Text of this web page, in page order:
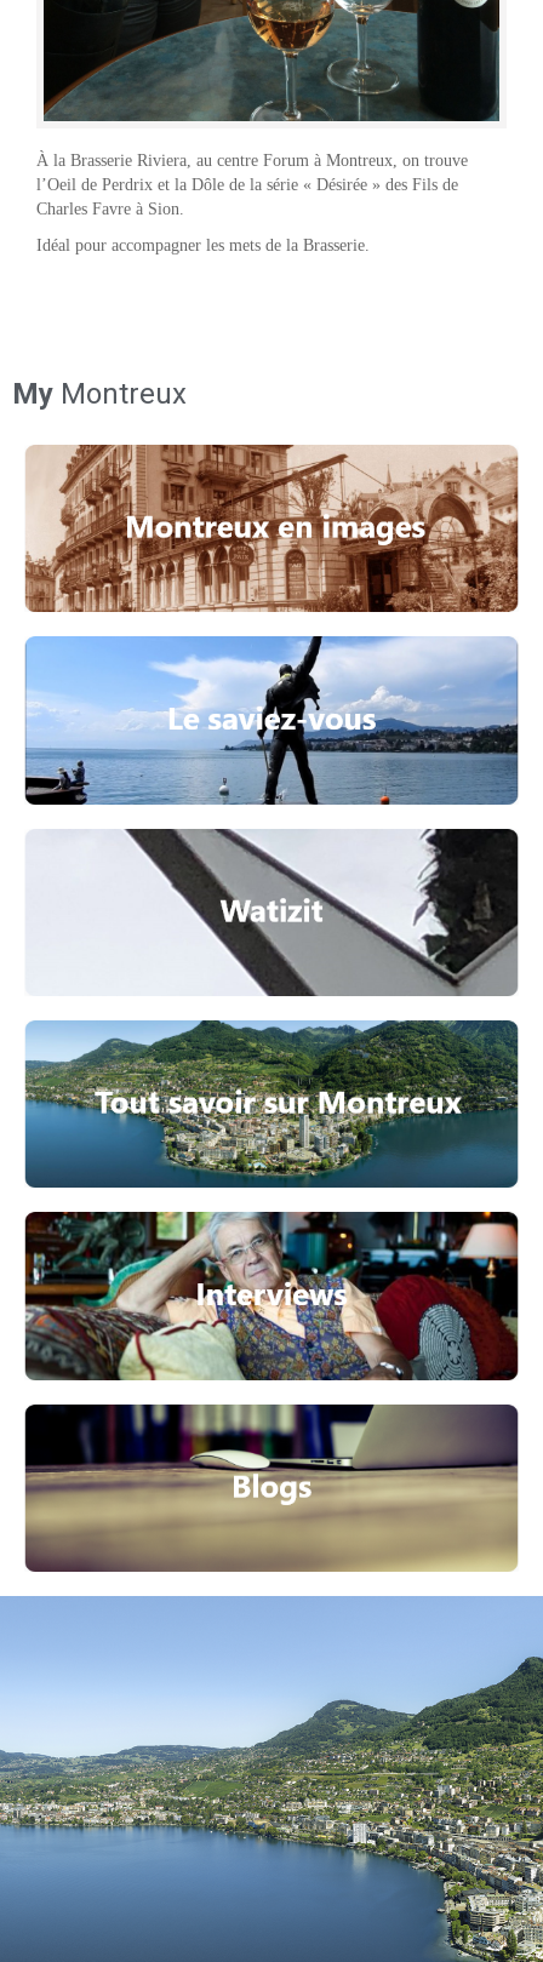
À la Brasserie Riviera, au centre Forum à Montreux, on trouve
l’Oeil de Perdrix et la Dôle de la série « Désirée » des Fils de
Charles Favre à Sion.
Idéal pour accompagner les mets de la Brasserie.
My Montreux